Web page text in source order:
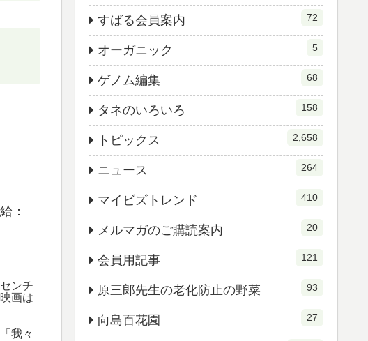
：
ンチ
画は
我々
すばる会員案内 72
オーガニック 5
ゲノム編集 68
タネのいろいろ 158
トピックス 2,658
ニュース 264
マイビズトレンド 410
メルマガのご購読案内 20
会員用記事 121
原三郎先生の老化防止の野菜 93
向島百花園 27